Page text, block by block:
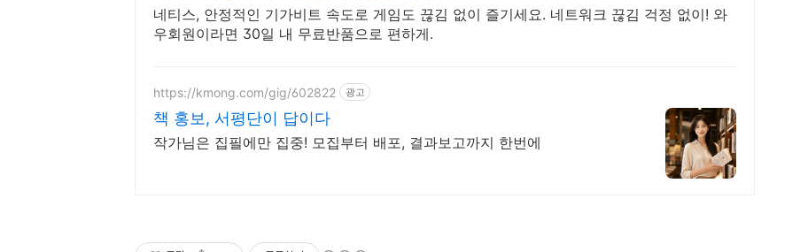
네티스, 안정적인 기가비트 속도로 게임도 끊김 없이 즐기세요. 네트워크 끊김 걱정 없이! 와
우회원이라면 30일 내 무료반품으로 편하게.
https://kmong.com/gig/602822 광고
책 홍보, 서평단이 답이다
작가님은 집필에만 집중! 모집부터 배포, 결과보고까지 한번에